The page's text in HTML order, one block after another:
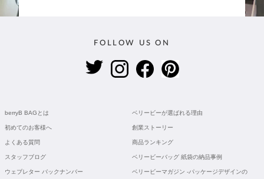
FOLLOW US ON
berryB BAGとは ベリービーが選ばれる理由
初めてのお客様へ 創業ストーリー
よくある質問 商品ランキング
スタッフブログ ベリービーバッグ 紙袋の納品事例
ウェブレター バックナンバー
ベリービーマガジン -パッケージデザインの